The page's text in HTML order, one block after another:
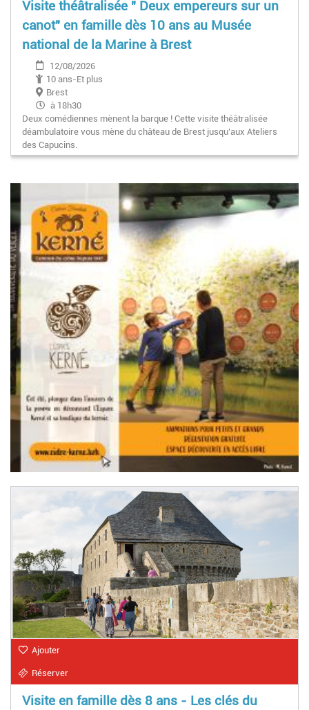
Visite théâtralisée " Deux empereurs sur un
canot" en famille dès 10 ans au Musée
national de la Marine à Brest
12/08/2026
10 ans-Et plus
Brest
à 18h30
Deux comédiennes mènent la barque ! Cette visite théâtralisée
déambulatoire vous mène du château de Brest jusqu’aux Ateliers
des Capucins.
Ajouter
Réserver
Visite en famille dès 8 ans - Les clés du